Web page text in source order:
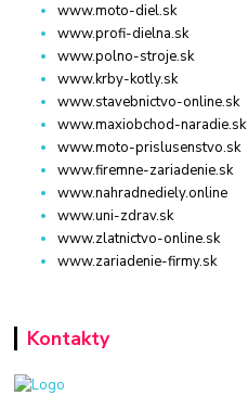
www.moto-diel.sk
www.profi-dielna.sk
www.polno-stroje.sk
www.krby-kotly.sk
www.stavebnictvo-online.sk
www.maxiobchod-naradie.sk
www.moto-prislusenstvo.sk
www.firemne-zariadenie.sk
www.nahradnediely.online
www.uni-zdrav.sk
www.zlatnictvo-online.sk
www.zariadenie-firmy.sk
Kontakty